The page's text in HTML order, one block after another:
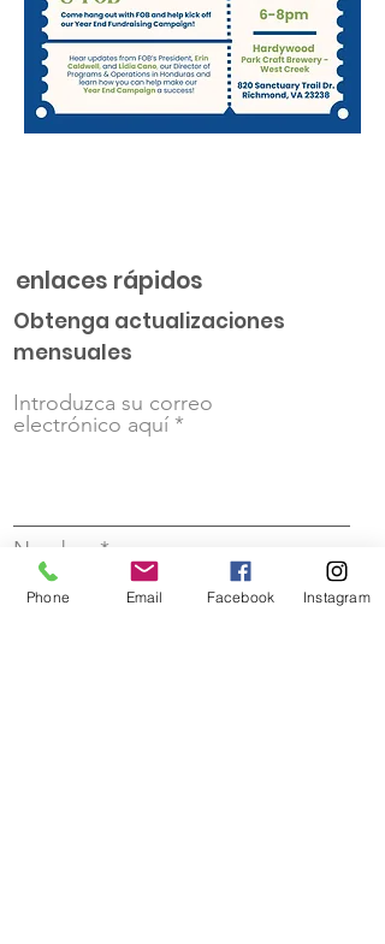
enlaces rápidos
Obtenga actualizaciones
mensuales
Introduzca su correo
electrónico aquí
Nombre
Phone Email Facebook Instagram